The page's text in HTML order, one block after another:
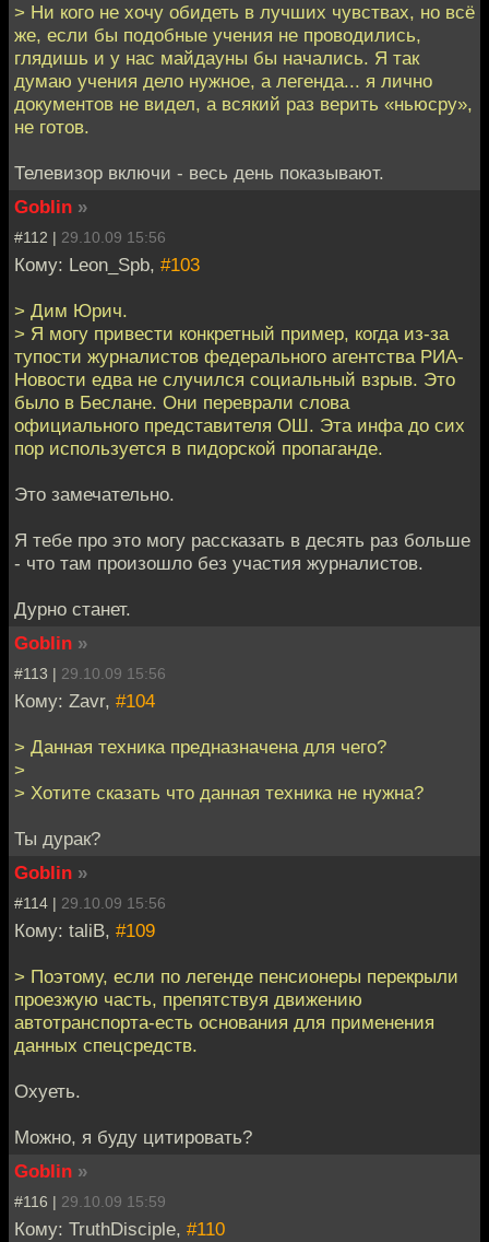
> Ни кого не хочу обидеть в лучших чувствах, но всё
же, если бы подобные учения не проводились,
глядишь и у нас майдауны бы начались. Я так
думаю учения дело нужное, а легенда... я лично
документов не видел, а всякий раз верить «ньюсру»,
не готов.
Телевизор включи - весь день показывают.
Goblin »
#112 | 29.10.09 15:56
Кому: Leon_Spb, #103
> Дим Юрич.
> Я могу привести конкретный пример, когда из-за
тупости журналистов федерального агентства РИА-
Новости едва не случился социальный взрыв. Это
было в Беслане. Они переврали слова
официального представителя ОШ. Эта инфа до сих
пор используется в пидорской пропаганде.
Это замечательно.
Я тебе про это могу рассказать в десять раз больше
- что там произошло без участия журналистов.
Дурно станет.
Goblin »
#113 | 29.10.09 15:56
Кому: Zavr, #104
> Данная техника предназначена для чего?
>
> Хотите сказать что данная техника не нужна?
Ты дурак?
Goblin »
#114 | 29.10.09 15:56
Кому: taliB, #109
> Поэтому, если по легенде пенсионеры перекрыли
проезжую часть, препятствуя движению
автотранспорта-есть основания для применения
данных спецсредств.
Охуеть.
Можно, я буду цитировать?
Goblin »
#116 | 29.10.09 15:59
Кому: TruthDisciple, #110